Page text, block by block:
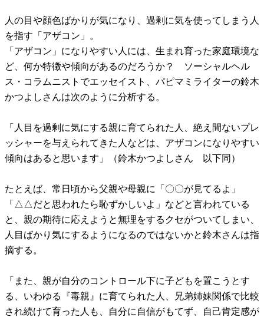
人の目や顔色ばかりが気になり、過剰に気を使ってしまう人
を指す「アザコン」。
「アザコン」になりやすい人には、生まれ育った家庭環境な
ど、何か特徴や傾向があるのだろうか？ ソーシャルヘル
ス・コラムニストでエッセイスト、パピマミライターの鈴木
かつよしさんは次のように分析する。
「人目を過剰に気にする親に育てられた人、絶え間ないプレ
ッシャーを与えられてきた人などは、アザコンになりやすい
傾向はあると思います」（鈴木かつよしさん 以下同）
たとえば、常日頃から父親や母親に「〇〇が見てるよ」
「△△だと思われたら恥ずかしいよ」などと言われている
と、親の期待に応えようと無理をするクセがついてしまい、
人目ばかり気にするようになるのではないかと鈴木さんは指
摘する。
「また、親が自分のコントロール下に子どもを置こうとす
る、いわゆる『毒親』に育てられた人、兄弟姉妹関係で比較
され続けて育った人も、自分に自信がもてず、自己肯定感が